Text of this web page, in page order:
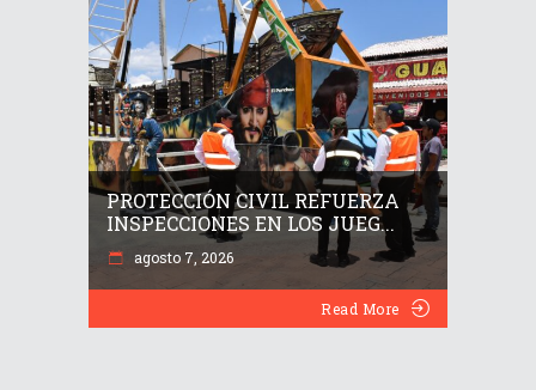
PROTECCIÓN CIVIL REFUERZA
INSPECCIONES EN LOS JUEG...
agosto 7, 2026
Read More